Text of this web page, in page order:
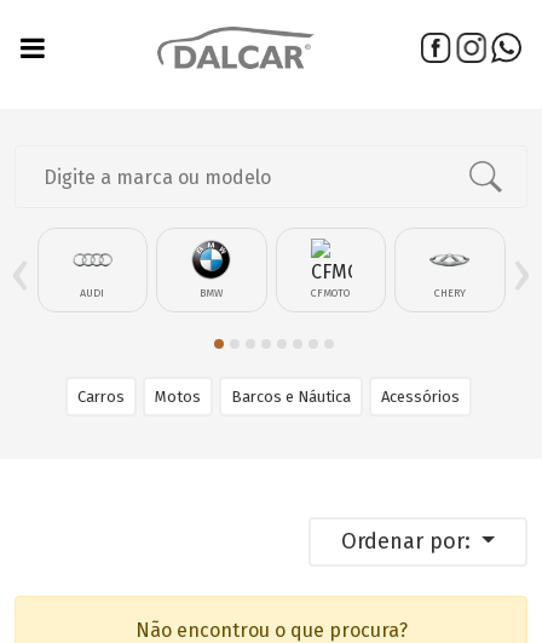
AUDI BMW CFMOTO CHERY
‹ ›
Carros Motos Barcos e Náutica Acessórios
Ordenar por:
Não encontrou o que procura?